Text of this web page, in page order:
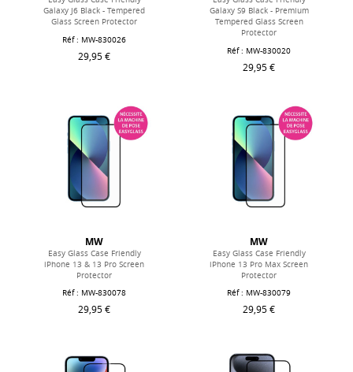
Galaxy J6 Black - Tempered
Glass Screen Protector
Réf : MW-830026
29,95 €
Galaxy S9 Black - Premium
Tempered Glass Screen
Protector
Réf : MW-830020
29,95 €
MW
Easy Glass Case Friendly
iPhone 13 & 13 Pro Screen
Protector
Réf : MW-830078
29,95 €
MW
Easy Glass Case Friendly
iPhone 13 Pro Max Screen
Protector
Réf : MW-830079
29,95 €